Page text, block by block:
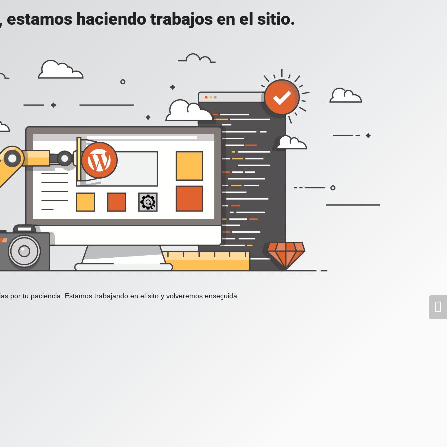
estamos haciendo trabajos en el sitio.
por tu paciencia. Estamos trabajando en el sito y volveremos enseguida.